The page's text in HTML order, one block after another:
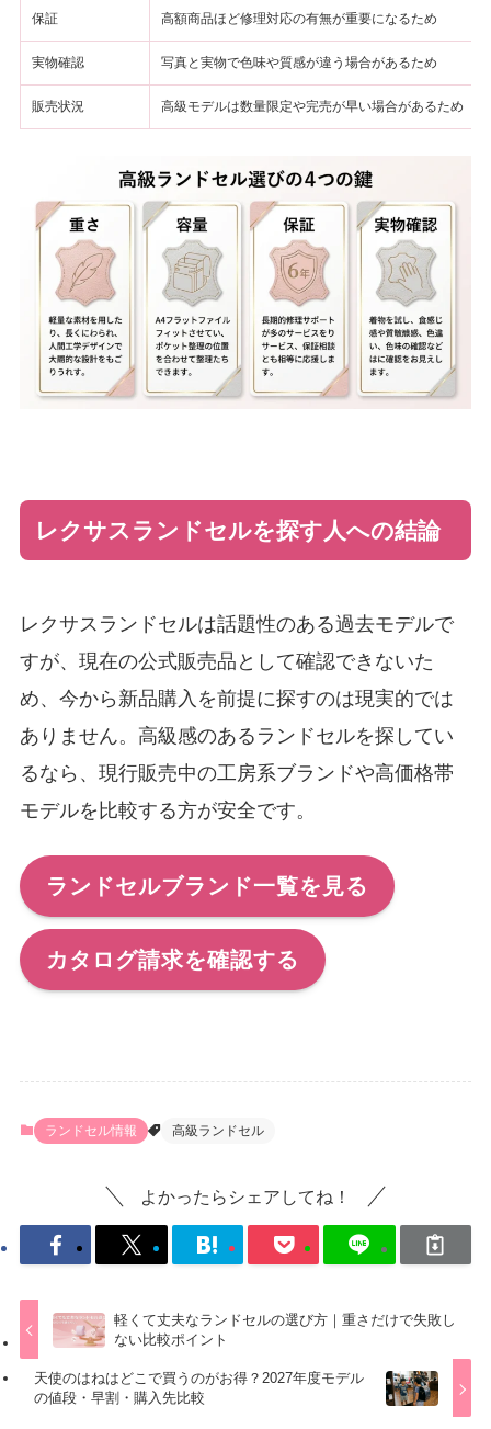
保証 高額商品ほど修理対応の有無が重要になるため
実物確認 写真と実物で色味や質感が違う場合があるため
販売状況 高級モデルは数量限定や完売が早い場合があるため
レクサスランドセルを探す人への結論
レクサスランドセルは話題性のある過去モデルで
すが、現在の公式販売品として確認できないた
め、今から新品購入を前提に探すのは現実的では
ありません。高級感のあるランドセルを探してい
るなら、現行販売中の工房系ブランドや高価格帯
モデルを比較する方が安全です。
ランドセルブランド一覧を見る
カタログ請求を確認する
ランドセル情報 高級ランドセル
よかったらシェアしてね！
軽くて丈夫なランドセルの選び方｜重さだけで失敗し
ない比較ポイント
天使のはねはどこで買うのがお得？2027年度モデル
の値段・早割・購入先比較